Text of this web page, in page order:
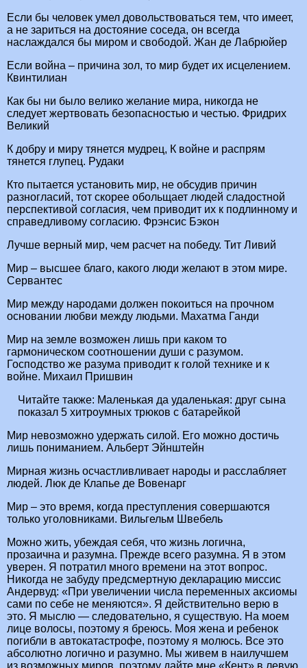
Если бы человек умел довольствоваться тем, что имеет,
а не зариться на достояние соседа, он всегда
наслаждался бы миром и свободой. Жан де Лабрюйер
Если война – причина зол, то мир будет их исцелением.
Квинтилиан
Как бы ни было велико желание мира, никогда не
следует жертвовать безопасностью и честью. Фридрих
Великий
К добру и миру тянется мудрец, К войне и распрям
тянется глупец. Рудаки
Кто пытается установить мир, не обсудив причин
разногласий, тот скорее обольщает людей сладостной
перспективой согласия, чем приводит их к подлинному и
справедливому согласию. Фрэнсис Бэкон
Лучше верный мир, чем расчет на победу. Тит Ливий
Мир – высшее благо, какого люди желают в этом мире.
Сервантес
Мир между народами должен покоиться на прочном
основании любви между людьми. Махатма Ганди
Мир на земле возможен лишь при каком то
гармоническом соотношении души с разумом.
Господство же разума приводит к голой технике и к
войне. Михаил Пришвин
Читайте также: Маленькая да удаленькая: друг сына
показал 5 хитроумных трюков с батарейкой
Мир невозможно удержать силой. Его можно достичь
лишь пониманием. Альберт Эйнштейн
Мирная жизнь осчастливливает народы и расслабляет
людей. Люк де Клапье де Вовенарг
Мир – это время, когда преступления совершаются
только уголовниками. Вильгельм Швебель
Можно жить, убеждая себя, что жизнь логична,
прозаична и разумна. Прежде всего разумна. Я в этом
уверен. Я потратил много времени на этот вопрос.
Никогда не забуду предсмертную декларацию миссис
Андервуд: «При увеличении числа переменных аксиомы
сами по себе не меняются». Я действительно верю в
это. Я мыслю — следовательно, я существую. На моем
лице волосы, поэтому я бреюсь. Моя жена и ребенок
погибли в автокатастрофе, поэтому я молюсь. Все это
абсолютно логично и разумно. Мы живем в наилучшем
из возможных миров, поэтому дайте мне «Кент» в левую